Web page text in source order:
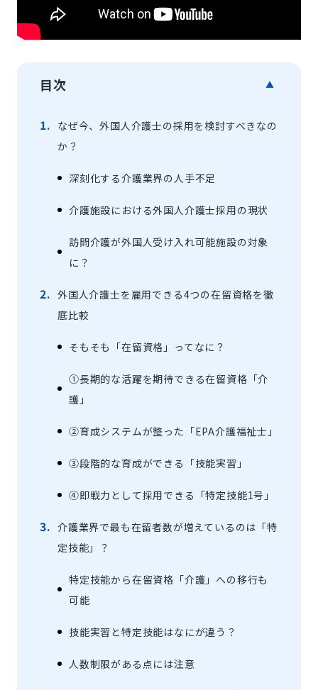
目次 ▲
なぜ今、外国人介護士の採用を検討すべきなの
か？
深刻化する介護業界の人手不足
介護施設における外国人介護士採用の現状
訪問介護が外国人受け入れ可能施設の対象
に？
外国人介護士を雇用できる4つの在留資格を徹
底比較
そもそも「在留資格」ってなに？
①長期的な活躍を期待できる在留資格「介
護」
②育成システムが整った「EPA介護福祉士」
③段階的な育成ができる「技能実習」
④即戦力として採用できる「特定技能1号」
介護業界で最も在留者数が増えているのは「特
定技能」？
特定技能から在留資格「介護」への移行も
可能
‍技能実習と特定技能はなにが違う？
‍人数制限がある点には注意